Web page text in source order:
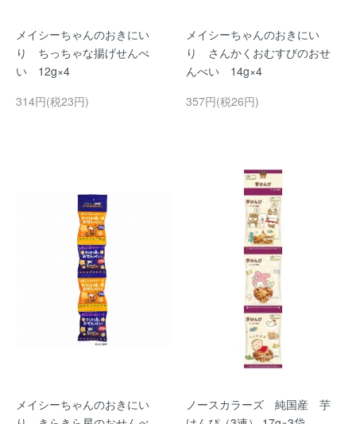
メイシーちゃんのおきにい
り ちっちゃな揚げせんべ
い 12g×4
314円(税23円)
メイシーちゃんのおきにい
り さんかくおむすびのおせ
んべい 14g×4
357円(税26円)
メイシーちゃんのおきにい
ノースカラーズ 純国産 芋